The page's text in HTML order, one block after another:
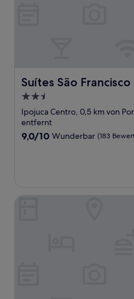
Suítes São Francisco
Suítes São Francisco
2.5-
Sterne-
Unterkunft
Ipojuca Centro, 0,5 km von
entfernt
9.0
9,0/10 Wunderbar (183